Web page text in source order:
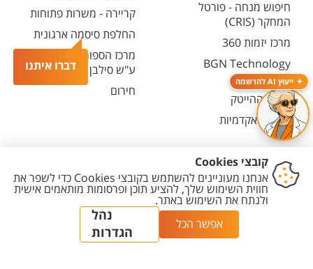
דברו איתנו
ייעוץ AI להרשמה
חיפוש מנחה - פורטל
המחקר (CRIS)
מרכז יזמות 360
BGN Technology
Transfer
פארק ההייטק
משרות אקדמיות
קריירה - משרות פתוחות
החלפת סיסמה ארגונית
מרכז הספורט והנופש
ע"ש סילבן אדמס
חירום
נגישות
מדיניות
מדיניות עריכת
תוכן